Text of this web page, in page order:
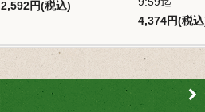
2,592円(税込)
4,374円(税